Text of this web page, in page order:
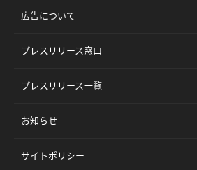
広告について
プレスリリース窓口
プレスリリース一覧
お知らせ
サイトポリシー